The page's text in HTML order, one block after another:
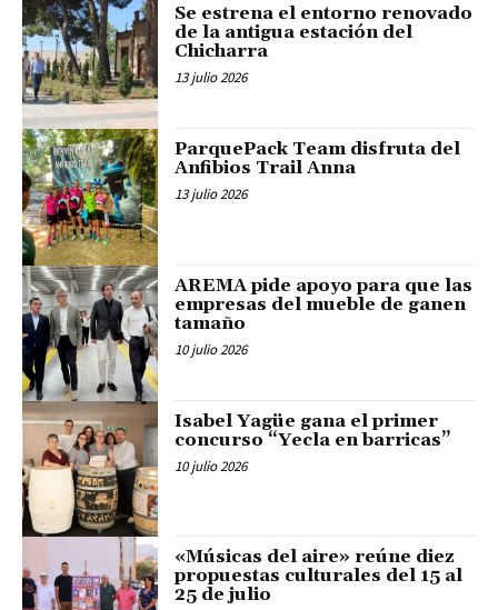
Se estrena el entorno renovado
de la antigua estación del
Chicharra
13 julio 2026
ParquePack Team disfruta del
Anfibios Trail Anna
13 julio 2026
AREMA pide apoyo para que las
empresas del mueble de ganen
tamaño
10 julio 2026
Isabel Yagüe gana el primer
concurso “Yecla en barricas”
10 julio 2026
«Músicas del aire» reúne diez
propuestas culturales del 15 al
25 de julio